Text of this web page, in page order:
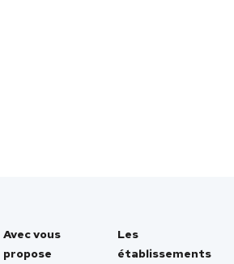
Avec vous
propose
Les
établissements